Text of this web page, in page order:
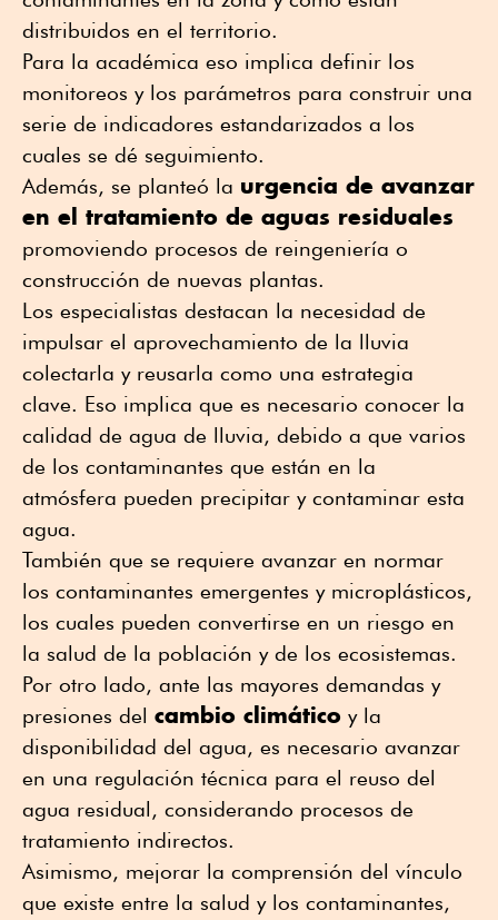
distribuidos en el territorio.
Para la académica eso implica definir los
monitoreos y los parámetros para construir una
serie de indicadores estandarizados a los
cuales se dé seguimiento.
Además, se planteó la urgencia de avanzar
en el tratamiento de aguas residuales
promoviendo procesos de reingeniería o
construcción de nuevas plantas.
Los especialistas destacan la necesidad de
impulsar el aprovechamiento de la lluvia
colectarla y reusarla como una estrategia
clave. Eso implica que es necesario conocer la
calidad de agua de lluvia, debido a que varios
de los contaminantes que están en la
atmósfera pueden precipitar y contaminar esta
agua.
También que se requiere avanzar en normar
los contaminantes emergentes y microplásticos,
los cuales pueden convertirse en un riesgo en
la salud de la población y de los ecosistemas.
Por otro lado, ante las mayores demandas y
presiones del cambio climático y la
disponibilidad del agua, es necesario avanzar
en una regulación técnica para el reuso del
agua residual, considerando procesos de
tratamiento indirectos.
Asimismo, mejorar la comprensión del vínculo
que existe entre la salud y los contaminantes,